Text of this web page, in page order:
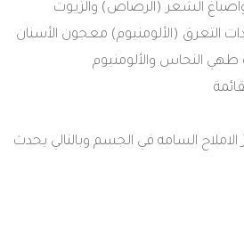
الشعر (الرصاص) والزيوت
التعرق (الألومنيوم) معجون الأسنان
طهي النحاس والألومنيوم
الاملاح السامه في الجسم وبالتالي يحدث